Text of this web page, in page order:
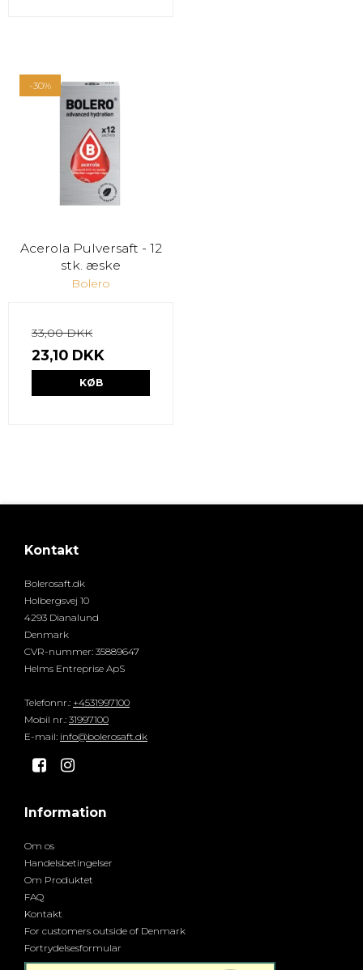
-30%
Acerola Pulversaft - 12
stk. æske
Bolero
33,00 DKK
23,10 DKK
KØB
Kontakt
Bolerosaft.dk
Holbergsvej 10
4293 Dianalund
Denmark
CVR-nummer: 35889647
Helms Entreprise ApS
Telefonnr.: +4531997100
Mobil nr.: 31997100
E-mail: info@bolerosaft.dk
Information
Om os
Handelsbetingelser
Om Produktet
FAQ
Kontakt
For customers outside of Denmark
Fortrydelsesformular